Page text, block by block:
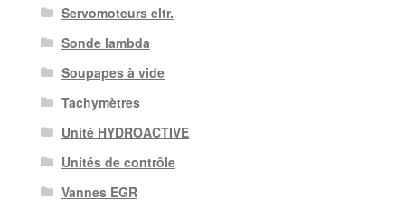
Servomoteurs eltr.
Sonde lambda
Soupapes à vide
Tachymètres
Unité HYDROACTIVE
Unités de contrôle
Vannes EGR